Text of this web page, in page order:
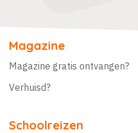
Magazine
Magazine gratis ontvangen?
Verhuisd?
Schoolreizen